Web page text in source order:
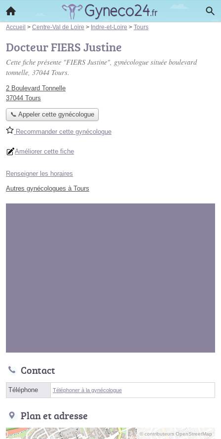
Accueil > Centre-Val de Loire > Indre-et-Loire > Tours
Docteur FIERS Justine
Cette fiche présente "FIERS Justine", gynécologue située boulevard
tonnelle, 37044 Tours.
2 Boulevard Tonnelle
37044 Tours
📞 Appeler cette gynécologue
Recommander cette gynécologue
Améliorer cette fiche
Renseigner les horaires
Autres gynécologues à Tours
Contact
Téléphone Téléphoner à la gynécologue
Plan et adresse
© contributeurs OpenStreetMap